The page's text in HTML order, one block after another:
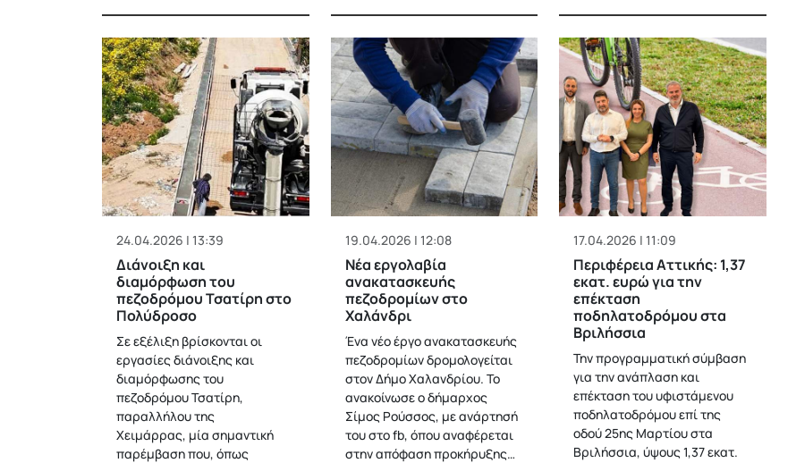
24.04.2026 | 13:39
Διάνοιξη και
διαμόρφωση του
πεζοδρόμου Τσατίρη στο
Πολύδροσο
Σε εξέλιξη βρίσκονται οι
εργασίες διάνοιξης και
διαμόρφωσης του
πεζοδρόμου Τσατίρη,
παραλλήλου της
Χειμάρρας, μία σημαντική
παρέμβαση που, όπως
19.04.2026 | 12:08
Νέα εργολαβία
ανακατασκευής
πεζοδρομίων στο
Χαλάνδρι
Ένα νέο έργο ανακατασκευής
πεζοδρομίων δρομολογείται
στον Δήμο Χαλανδρίου. Το
ανακοίνωσε ο δήμαρχος
Σίμος Ρούσσος, με ανάρτησή
του στο fb, όπου αναφέρεται
στην απόφαση προκήρυξης…
17.04.2026 | 11:09
Περιφέρεια Αττικής: 1,37
εκατ. ευρώ για την
επέκταση
ποδηλατοδρόμου στα
Βριλήσσια
Την προγραμματική σύμβαση
για την ανάπλαση και
επέκταση του υφιστάμενου
ποδηλατοδρόμου επί της
οδού 25ης Μαρτίου στα
Βριλήσσια, ύψους 1,37 εκατ.